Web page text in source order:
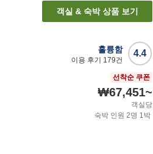
객실 & 숙박 상품 보기
4.4
훌륭함
이용 후기 179건
선착순 쿠폰
₩67,451~
객실당
숙박 인원 2명 1박